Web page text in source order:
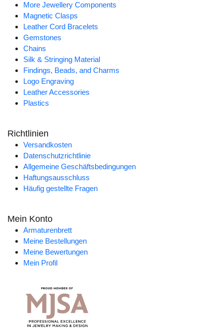
More Jewellery Components
Magnetic Clasps
Leather Cord Bracelets
Gemstones
Chains
Silk & Stringing Material
Findings, Beads, and Charms
Logo Engraving
Leather Accessories
Plastics
Richtlinien
Versandkosten
Datenschutzrichtlinie
Allgemeine Geschäftsbedingungen
Haftungsausschluss
Häufig gestellte Fragen
Mein Konto
Armaturenbrett
Meine Bestellungen
Meine Bewertungen
Mein Profil